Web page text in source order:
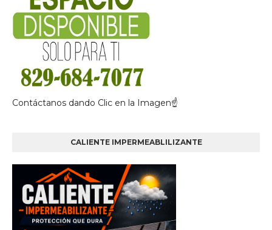
Contáctanos dando Clic en la Imagen☝
CALIENTE IMPERMEABLILIZANTE